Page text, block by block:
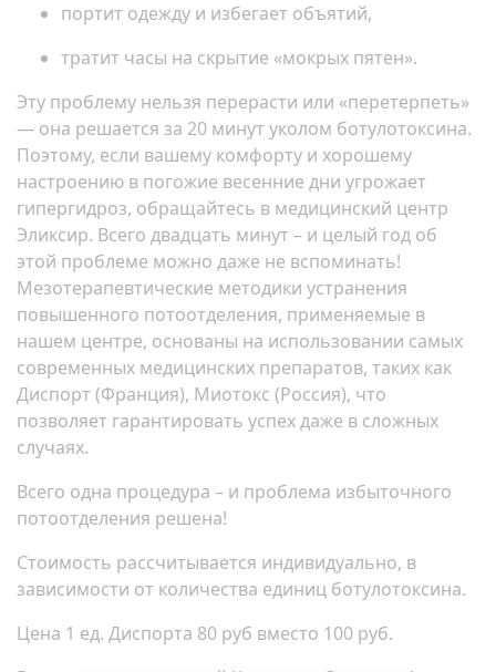
портит одежду и избегает объятий,
тратит часы на скрытие «мокрых пятен».
Эту проблему нельзя перерасти или «перетерпеть»
— она решается за 20 минут уколом ботулотоксина.
Поэтому, если вашему комфорту и хорошему
настроению в погожие весенние дни угрожает
гипергидроз, обращайтесь в медицинский центр
Эликсир. Всего двадцать минут – и целый год об
этой проблеме можно даже не вспоминать!
Мезотерапевтические методики устранения
повышенного потоотделения, применяемые в
нашем центре, основаны на использовании самых
современных медицинских препаратов, таких как
Диспорт (Франция), Миотокс (Россия), что
позволяет гарантировать успех даже в сложных
случаях.
Всего одна процедура – и проблема избыточного
потоотделения решена!
Стоимость рассчитывается индивидуально, в
зависимости от количества единиц ботулотоксина.
Цена 1 ед. Диспорта 80 руб вместо 100 руб.